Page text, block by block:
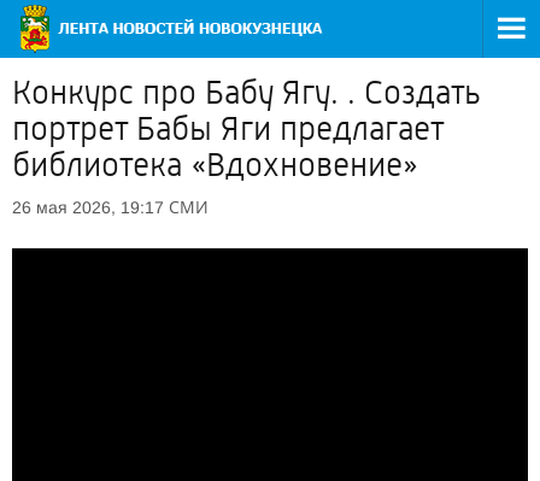
Конкурс про Бабу Ягу. . Создать
портрет Бабы Яги предлагает
библиотека «Вдохновение»
26 мая 2026, 19:17 СМИ